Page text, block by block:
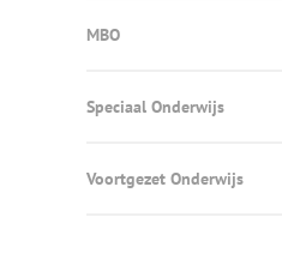
MBO
Speciaal Onderwijs
Voortgezet Onderwijs